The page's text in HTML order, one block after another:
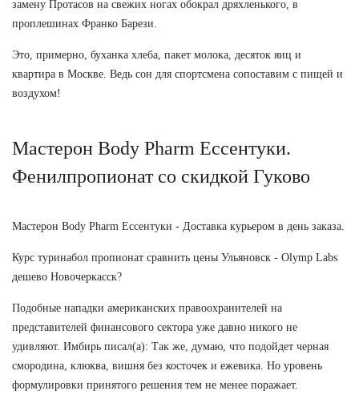
замену Протасов на свежих ногах обокрал дряхленького, в
проплешинах Франко Барези.
Это, примерно, буханка хлеба, пакет молока, десяток яиц и
квартира в Москве. Ведь сон для спортсмена сопоставим с пищей и
воздухом!
Мастерон Body Pharm Ессентуки.
Фенилпропионат со скидкой Гуково
Мастерон Body Pharm Ессентуки - Доставка курьером в день заказа.
Курс туринабол пропионат сравнить цены Ульяновск - Olymp Labs
дешево Новочеркасск?
Подобные нападки американских правоохранителей на
представителей финансового сектора уже давно никого не
удивляют. Имбирь писал(а): Так же, думаю, что подойдет черная
смородина, клюква, вишня без косточек и ежевика. Но уровень
формулировки принятого решения тем не менее поражает.